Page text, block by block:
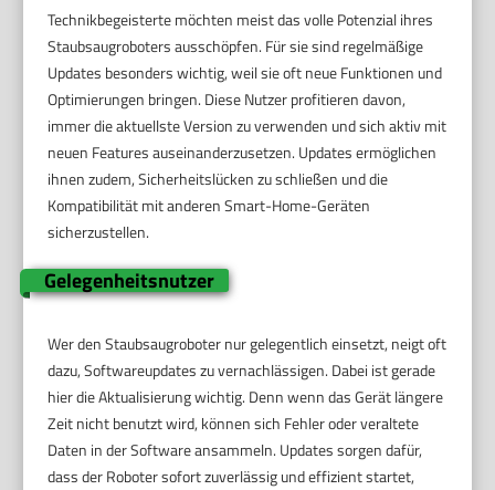
Technikbegeisterte möchten meist das volle Potenzial ihres
Staubsaugroboters ausschöpfen. Für sie sind regelmäßige
Updates besonders wichtig, weil sie oft neue Funktionen und
Optimierungen bringen. Diese Nutzer profitieren davon,
immer die aktuellste Version zu verwenden und sich aktiv mit
neuen Features auseinanderzusetzen. Updates ermöglichen
ihnen zudem, Sicherheitslücken zu schließen und die
Kompatibilität mit anderen Smart-Home-Geräten
sicherzustellen.
Gelegenheitsnutzer
Wer den Staubsaugroboter nur gelegentlich einsetzt, neigt oft
dazu, Softwareupdates zu vernachlässigen. Dabei ist gerade
hier die Aktualisierung wichtig. Denn wenn das Gerät längere
Zeit nicht benutzt wird, können sich Fehler oder veraltete
Daten in der Software ansammeln. Updates sorgen dafür,
dass der Roboter sofort zuverlässig und effizient startet,